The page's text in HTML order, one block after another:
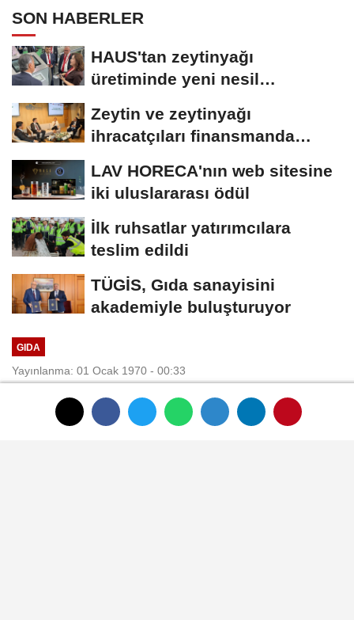
SON HABERLER
HAUS'tan zeytinyağı
üretiminde yeni nesil
Zeytin ve zeytinyağı
ihracatçıları finansmanda
LAV HORECA'nın web sitesine
iki uluslararası ödül
İlk ruhsatlar yatırımcılara
teslim edildi
TÜGİS, Gıda sanayisini
akademiyle buluşturuyor
GIDA
Yayınlanma: 01 Ocak 1970 - 00:33
Ambalajda Gıda Güvenliği önemli